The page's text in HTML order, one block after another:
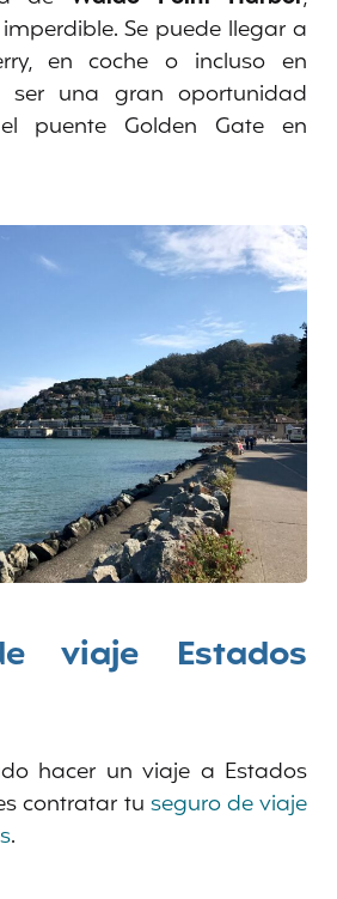
Se puede llegar a
en coche o incluso en
ser una gran oportunidad
puente Golden Gate en
viaje Estados
hacer un viaje a Estados
contratar tu seguro de viaje
.